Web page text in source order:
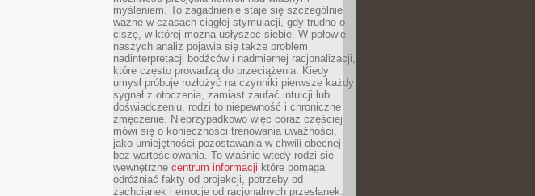
myśleniem. To zagadnienie staje się szczególnie
ważne w czasach ciągłej stymulacji, gdy trudno o
ciszę, w której można usłyszeć siebie. W połowie
naszych analiz pojawia się także problem
nadinterpretacji bodźców i nadmiernej racjonalizacji,
które często prowadzą do przeciążenia. Kiedy
umysł próbuje rozłożyć na czynniki pierwsze każdy
sygnał z otoczenia, zamiast zaufać intuicji lub
doświadczeniu, rodzi to niepewność i chroniczne
zmęczenie. Nieprzypadkowo więc coraz częściej
mówi się o konieczności trenowania uważności,
jako umiejętności pozostawania w chwili obecnej
bez wartościowania. To właśnie wtedy rodzi się
wewnętrzne centrum informacji które pomaga
odróżniać fakty od projekcji, potrzeby od
zachcianek i emocje od racjonalnych przesłanek.